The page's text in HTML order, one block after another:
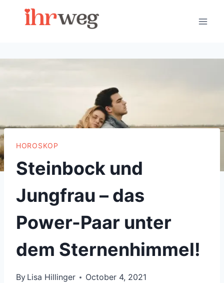
HOROSKOP
Steinbock und
Jungfrau – das
Power-Paar unter
dem Sternenhimmel!
By Lisa Hillinger October 4, 2021